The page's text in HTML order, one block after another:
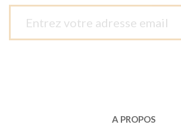
A PROPOS